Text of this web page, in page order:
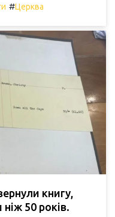
#Церква
книгу,
50 років.